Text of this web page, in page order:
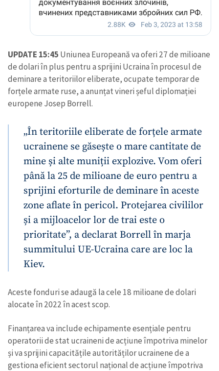
UPDATE 15:45 Uniunea Europeană va oferi 27 de milioane
de dolari în plus pentru a sprijini Ucraina în procesul de
deminare a teritoriilor eliberate, ocupate temporar de
forțele armate ruse, a anunțat vineri șeful diplomației
europene Josep Borrell.
„În teritoriile eliberate de forțele armate
ucrainene se găsește o mare cantitate de
mine și alte muniții explozive. Vom oferi
până la 25 de milioane de euro pentru a
sprijini eforturile de deminare în aceste
zone aflate în pericol. Protejarea civililor
și a mijloacelor lor de trai este o
prioritate”, a declarat Borrell în marja
summitului UE-Ucraina care are loc la
Kiev.
Aceste fonduri se adaugă la cele 18 milioane de dolari
alocate în 2022 în acest scop.
Finanțarea va include echipamente esențiale pentru
operatorii de stat ucraineni de acțiune împotriva minelor
și va sprijini capacitățile autorităților ucrainene de a
gestiona eficient sectorul național de acțiune împotriva